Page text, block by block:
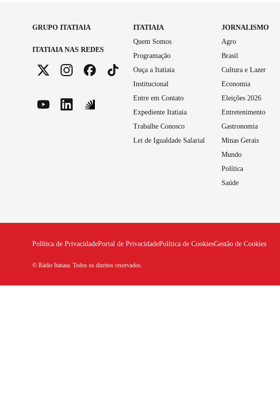
GRUPO ITATIAIA
ITATIAIA NAS REDES
ITATIAIA
Quem Somos
Programação
Ouça a Itatiaia
Institucional
Entre em Contato
Expediente Itatiaia
Trabalhe Conosco
Lei de Igualdade Salarial
JORNALISMO
Agro
Brasil
Cultura e Lazer
Economia
Eleições 2026
Entretenimento
Gastronomia
Minas Gerais
Mundo
Política
Saúde
Política de PrivacidadePortal de PrivacidadePolítica de CookiesGestão de Cookies
© Rádio Itatiaia. Todos os direitos reservados.